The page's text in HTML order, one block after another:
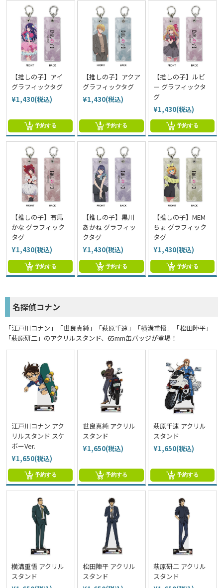
【推しの子】アイ
グラフィックタグ
¥1,430(税込)
予約する
【推しの子】アクア
グラフィックタグ
¥1,430(税込)
予約する
【推しの子】ルビ
ー グラフィックタ
グ
¥1,430(税込)
予約する
【推しの子】有馬
かな グラフィック
タグ
¥1,430(税込)
予約する
【推しの子】黒川
あかね グラフィッ
クタグ
¥1,430(税込)
予約する
【推しの子】MEM
ちょ グラフィック
タグ
¥1,430(税込)
予約する
名探偵コナン
「江戸川コナン」「世良真純」「萩原千速」「横溝重悟」「松田陣平」
「萩原研二」のアクリルスタンド、65mm缶バッジが登場！
江戸川コナン アク
リルスタンド スケ
ボーVer.
¥1,650(税込)
予約する
世良真純 アクリル
スタンド
¥1,650(税込)
予約する
萩原千速 アクリル
スタンド
¥1,650(税込)
予約する
横溝重悟 アクリル
スタンド
松田陣平 アクリル
スタンド
萩原研二 アクリル
スタンド